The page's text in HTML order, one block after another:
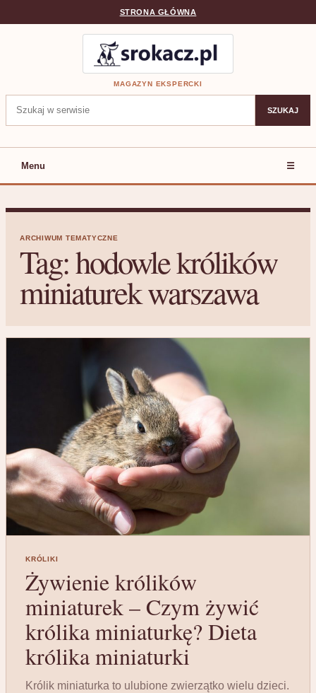
STRONA GŁÓWNA
MAGAZYN EKSPERCKI
Szukaj:
SZUKAJ
Menu ☰
ARCHIWUM TEMATYCZNE
Tag:hodowle królików
miniaturek warszawa
KRÓLIKI
Żywienie królików
miniaturek – Czym żywić
królika miniaturkę? Dieta
królika miniaturki
Królik miniaturka to ulubione zwierzątko wielu dzieci.